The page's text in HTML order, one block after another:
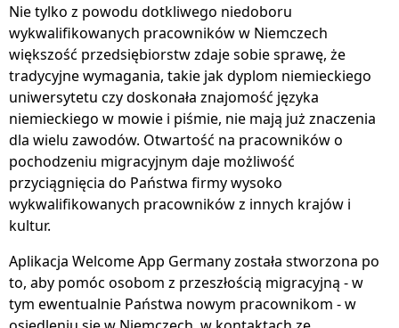
Nie tylko z powodu dotkliwego niedoboru
wykwalifikowanych pracowników w Niemczech
większość przedsiębiorstw zdaje sobie sprawę, że
tradycyjne wymagania, takie jak dyplom niemieckiego
uniwersytetu czy doskonała znajomość języka
niemieckiego w mowie i piśmie, nie mają już znaczenia
dla wielu zawodów. Otwartość na pracowników o
pochodzeniu migracyjnym daje możliwość
przyciągnięcia do Państwa firmy wysoko
wykwalifikowanych pracowników z innych krajów i
kultur.
Aplikacja Welcome App Germany została stworzona po
to, aby pomóc osobom z przeszłością migracyjną - w
tym ewentualnie Państwa nowym pracownikom - w